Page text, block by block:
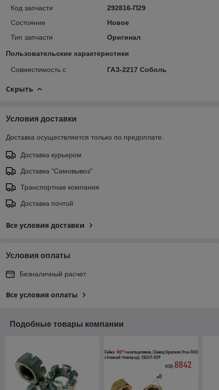
Код запчасти
292816-П29
Состояние
Новое
Тип запчасти
Оригинал
Пользовательские характеристики
Совместимость с ГАЗ-2217 Соболь
Скрыть
Условия доставки
Доставка осуществляется только по предоплате.
Доставка курьером
Доставка "Самовывоз"
Транспортная компания
Доставка почтой
Все условия доставки
Условия оплаты
Безналичный расчет
Все условия оплаты
Подобные товары компании